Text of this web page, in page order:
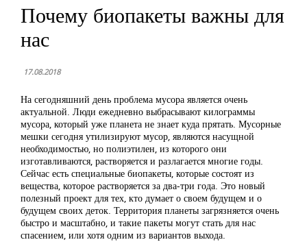
Почему биопакеты важны для
нас
17.08.2018
На сегодняшний день проблема мусора является очень
актуальной. Люди ежедневно выбрасывают килограммы
мусора, который уже планета не знает куда прятать. Мусорные
мешки сегодня утилизируют мусор, являются насущной
необходимостью, но полиэтилен, из которого они
изготавливаются, растворяется и разлагается многие годы.
Сейчас есть специальные биопакеты, которые состоят из
вещества, которое растворяется за два-три года. Это новый
полезный проект для тех, кто думает о своем будущем и о
будущем своих деток. Территория планеты загрязняется очень
быстро и масштабно, и такие пакеты могут стать для нас
спасением, или хотя одним из вариантов выхода.